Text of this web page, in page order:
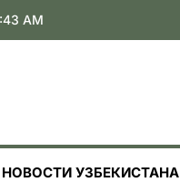
AM
НОВОСТИ УЗБЕКИСТАНА